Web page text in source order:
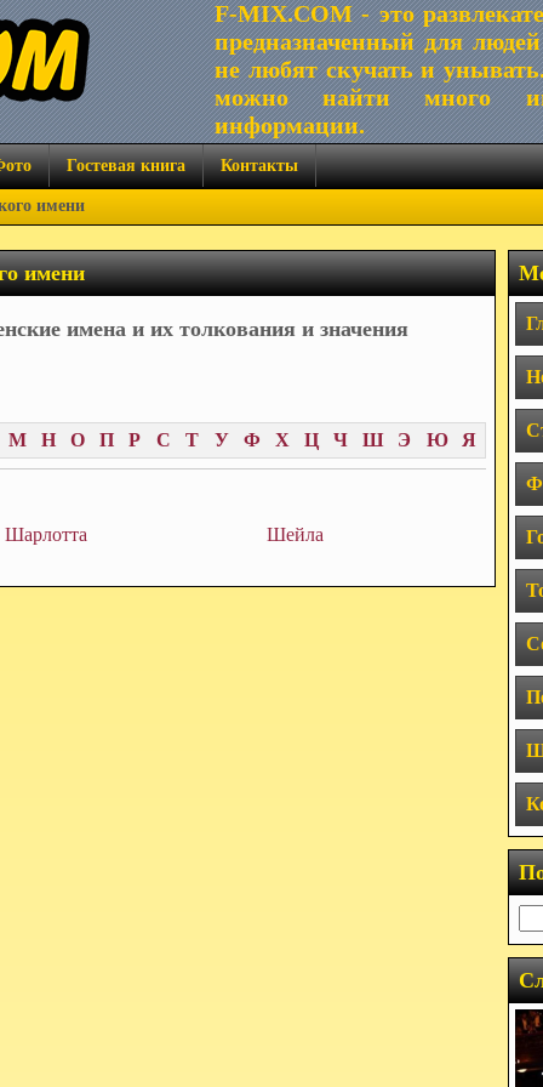
F-MIX.COM - это
предназначенный для
не любят скучать и
можно найти много
информации.
Гостевая книга Контакты
имени
имени
имена и их толкования и значения
М Н О П Р С Т У Ф Х Ц Ч Ш Э Ю Я
Шарлотта Шейла